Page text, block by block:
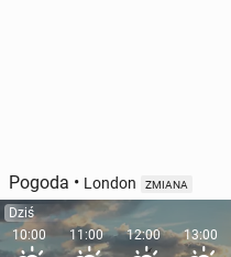
Pogoda • London ZMIANA
Dziś
10:00
11:00 12:00 13:00